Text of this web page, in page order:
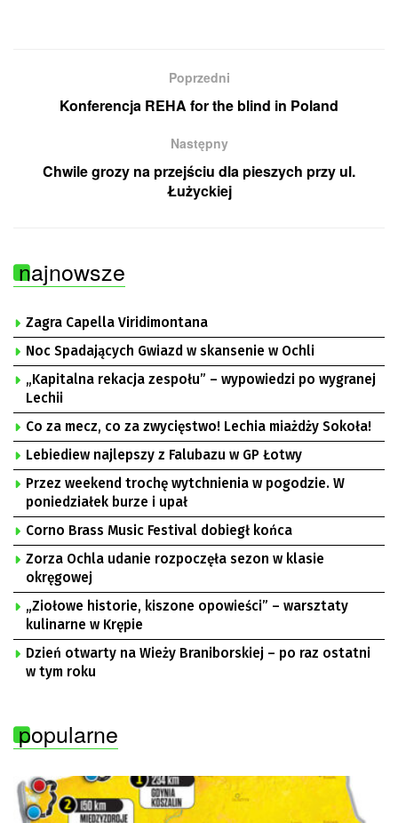
Poprzedni
Konferencja REHA for the blind in Poland
Następny
Chwile grozy na przejściu dla pieszych przy ul.
Łużyckiej
najnowsze
Zagra Capella Viridimontana
Noc Spadających Gwiazd w skansenie w Ochli
„Kapitalna rekacja zespołu” – wypowiedzi po wygranej
Lechii
Co za mecz, co za zwycięstwo! Lechia miażdży Sokoła!
Lebiediew najlepszy z Falubazu w GP Łotwy
Przez weekend trochę wytchnienia w pogodzie. W
poniedziałek burze i upał
Corno Brass Music Festival dobiegł końca
Zorza Ochla udanie rozpoczęła sezon w klasie
okręgowej
„Ziołowe historie, kiszone opowieści” – warsztaty
kulinarne w Krępie
Dzień otwarty na Wieży Braniborskiej – po raz ostatni
w tym roku
popularne